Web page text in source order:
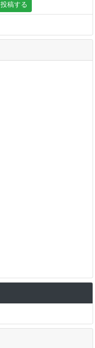
稿する